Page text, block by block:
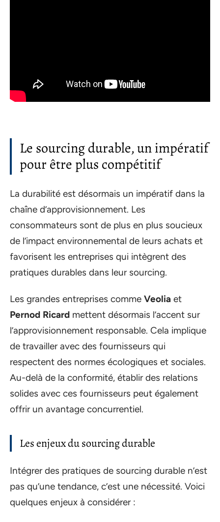
Le sourcing durable, un impératif
pour être plus compétitif
La durabilité est désormais un impératif dans la
chaîne d’approvisionnement. Les
consommateurs sont de plus en plus soucieux
de l’impact environnemental de leurs achats et
favorisent les entreprises qui intègrent des
pratiques durables dans leur sourcing.
Les grandes entreprises comme Veolia et
Pernod Ricard mettent désormais l’accent sur
l’approvisionnement responsable. Cela implique
de travailler avec des fournisseurs qui
respectent des normes écologiques et sociales.
Au-delà de la conformité, établir des relations
solides avec ces fournisseurs peut également
offrir un avantage concurrentiel.
Les enjeux du sourcing durable
Intégrer des pratiques de sourcing durable n’est
pas qu’une tendance, c’est une nécessité. Voici
quelques enjeux à considérer :